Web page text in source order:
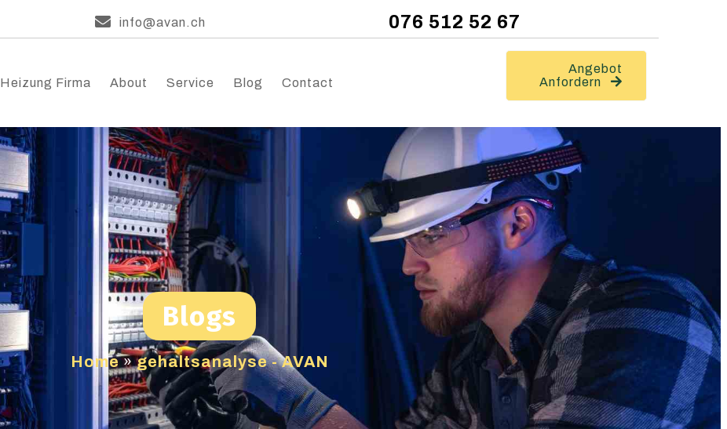
info@avan.ch 076 512 52 67
Heizung Firma About Service Blog Contact
Angebot
Anfordern
Blogs
Home»gehaltsanalyse - AVAN